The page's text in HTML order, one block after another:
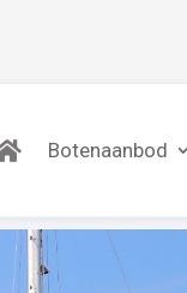
Botenaanbod